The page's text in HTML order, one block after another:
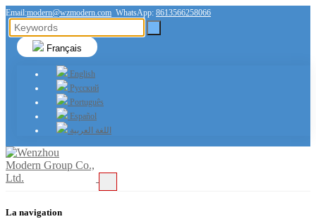
Email:modern@wzmodern.com WhatsApp: 8613566258066
Français
English
Русский
Português
Español
اللغة العربية
La navigation